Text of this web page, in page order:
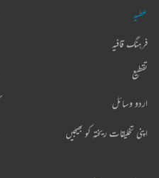
عطیہ
فرہنگ قافیہ
تقطیع
اردو وسائل
اپنی تخلیقات ریختہ کو بھیجیں